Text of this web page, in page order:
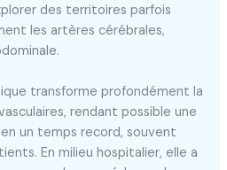
des territoires parfois
les artères cérébrales,
transforme profondément la
rendant possible une
un temps record, souvent
En milieu hospitalier, elle a